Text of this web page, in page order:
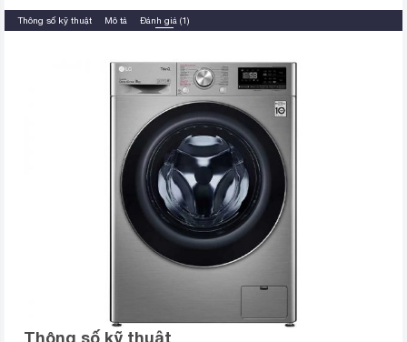
Thông số kỹ thuật Mô tả Đánh giá (1)
Thông số kỹ thuật